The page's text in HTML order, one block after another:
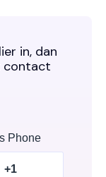
in, dan
contact
Phone